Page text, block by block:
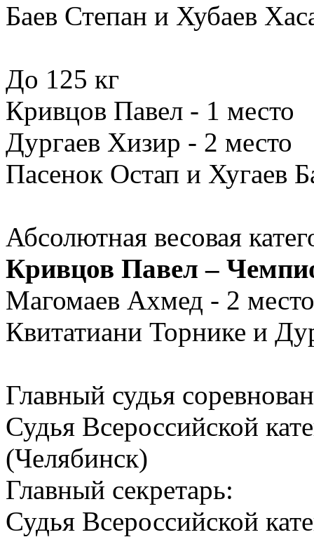
Баев Степан и Хубаев
До 125 кг
Кривцов Павел - 1 место
Дургаев Хизир - 2 место
Пасенок Остап и Хугаев
Абсолютная весовая
Кривцов Павел –
Магомаев Ахмед - 2 место
Квитатиани Торнике и
Главный судья
Судья Всероссийской
(Челябинск)
Главный секретарь:
Судья Всероссийской